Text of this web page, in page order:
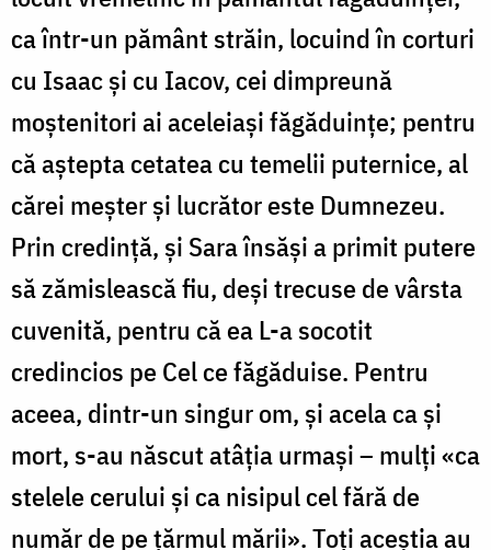
ca într-un pământ străin, locuind în corturi
cu Isaac și cu Iacov, cei dimpreună
moștenitori ai aceleiași făgăduințe; pentru
că aștepta cetatea cu temelii puternice, al
cărei meșter și lucrător este Dumnezeu.
Prin credință, și Sara însăși a primit putere
să zămislească fiu, deși trecuse de vârsta
cuvenită, pentru că ea L-a socotit
credincios pe Cel ce făgăduise. Pentru
aceea, dintr-un singur om, și acela ca și
mort, s-au născut atâția urmași – mulți «ca
stelele cerului și ca nisipul cel fără de
număr de pe țărmul mării». Toți aceștia au